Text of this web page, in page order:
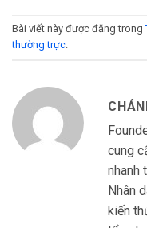
Bài viết này được đăng trong
thường trực
cung
nhanh
Nhân
kiến